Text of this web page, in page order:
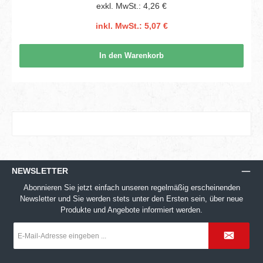
exkl. MwSt.: 4,26 €
inkl. MwSt.: 5,07 €
In den Warenkorb
NEWSLETTER
Abonnieren Sie jetzt einfach unseren regelmäßig erscheinenden
Newsletter und Sie werden stets unter den Ersten sein, über neue
Produkte und Angebote informiert werden.
Mail-
*